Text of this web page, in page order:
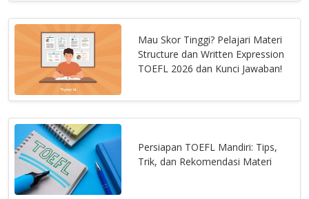
Mau Skor Tinggi? Pelajari Materi
Structure dan Written Expression
TOEFL 2026 dan Kunci Jawaban!
Persiapan TOEFL Mandiri: Tips,
Trik, dan Rekomendasi Materi